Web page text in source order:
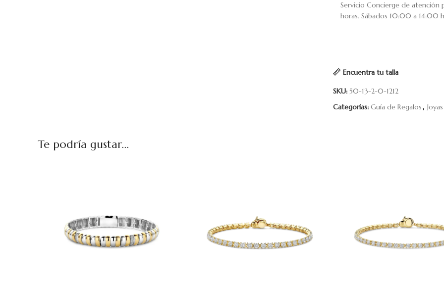
Encuentra tu talla
Servicio Concierge de atención
horas. Sábados 10:00 a 14:00
SKU: 50-13-2-0-1212
Categorías: Guía de Regalos,
Te podría gustar...